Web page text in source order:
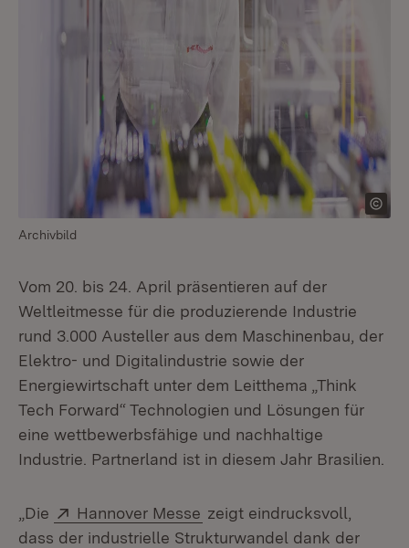
Archivbild
Vom 20. bis 24. April präsentieren auf der
Weltleitmesse für die produzierende Industrie
rund 3.000 Austeller aus dem Maschinenbau, der
Elektro- und Digitalindustrie sowie der
Energiewirtschaft unter dem Leitthema „Think
Tech Forward“ Technologien und Lösungen für
eine wettbewerbsfähige und nachhaltige
Industrie. Partnerland ist in diesem Jahr Brasilien.
„Die Extern:
Hannover Messe (Öffnet in neuem Fenster)
zeigt eindrucksvoll,
dass der industrielle Strukturwandel dank der